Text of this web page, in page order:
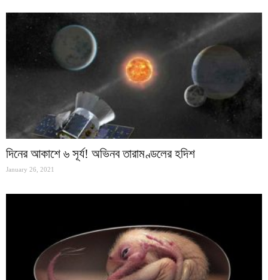
দিনের আকাশে ৬ সূর্য! অভিনব তারামণ্ডলের হদিশ
January 26, 2021